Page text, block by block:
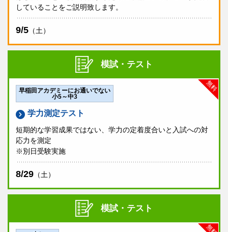
上記に該当しない、首都圏外にお住まいの塾生の方
で、自宅受験を希望する場合、所属校舎までお問い合
わせください。
中3は、9月より開講の私立実力錬成コースの受講資格
審査を兼ねます。ただし、早稲田アカデミーEASTで
解答用紙をご提出いただけなかった方は資格付与はご
ざいません。なお、受講資格は9月入会の場合、有効
となります。
ご不明な点がございましたら、塾生は
へ、早稲田アカデミーにお通いでない方は当日会場受
験または別日会場受験のいずれかでお申し込みくださ
申込締切
お申し込み受付は終了致しました。
申込締切
お申し込み受付は終了致しました。
締切後でも校舎に空席があればお申し込みいただける可能性がご
ざいます。
受験希望校舎にご相談ください。
していることをご説明致します。
9/5 （土）
模試・テスト
無料
早稲田アカデミーにお通いでない
小5～中3
学力測定テスト
短期的な学習成果ではない、学力の定着度合いと入試への対
応力を測定
※別日受験実施
8/29 （土）
模試・テスト